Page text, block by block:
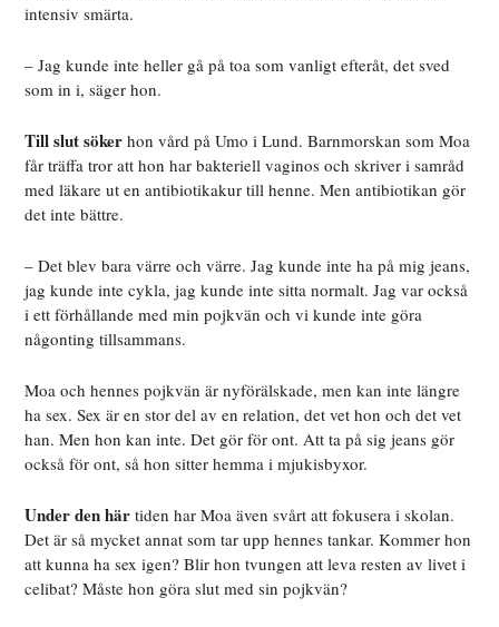
intensiv smärta.
– Jag kunde inte heller gå på toa som vanligt efteråt, det sved
som in i, säger hon.
Till slut sökerhon vård på Umo i Lund. Barnmorskan som Moa
får träffa tror att hon har bakteriell vaginos och skriver i samråd
med läkare ut en antibiotikakur till henne. Men antibiotikan gör
det inte bättre.
– Det blev bara värre och värre. Jag kunde inte ha på mig jeans,
jag kunde inte cykla, jag kunde inte sitta normalt. Jag var också
i ett förhållande med min pojkvän och vi kunde inte göra
någonting tillsammans.
Moa och hennespojkvän är nyförälskade, men kan inte längre
ha sex. Sex är en stor del av en relation, det vet hon och det vet
han. Men hon kan inte. Det gör för ont. Att ta på sig jeans gör
också för ont, så hon sitter hemma i mjukisbyxor.
Under den härtiden har Moa även svårt att fokusera i skolan.
Det är så mycket annat som tar upp hennes tankar. Kommer hon
att kunna ha sex igen? Blir hon tvungen att leva resten av livet i
celibat? Måste hon göra slut med sin pojkvän?